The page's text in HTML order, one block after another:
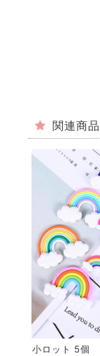
関連商品
小ロット 5個